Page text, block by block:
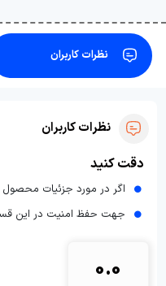
نظرات کاربران
نظرات کاربران
دقت کنید
اگر در مورد جزئیات محصول
جهت حفظ امنیت در این
0.0